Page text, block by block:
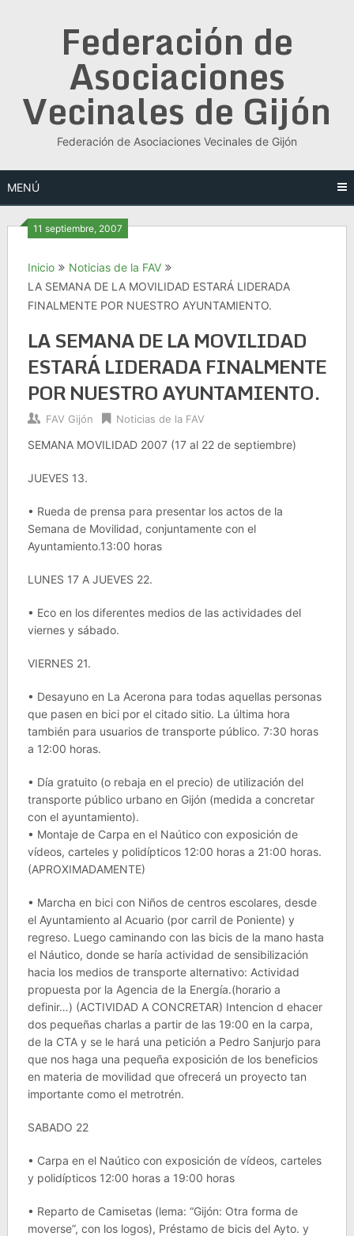
Federación de
Asociaciones
Vecinales de Gijón
Federación de Asociaciones Vecinales de Gijón
MENÚ
11 septiembre, 2007
Inicio
Noticias de la FAV
LA SEMANA DE LA MOVILIDAD ESTARÁ LIDERADA
FINALMENTE POR NUESTRO AYUNTAMIENTO.
LA SEMANA DE LA MOVILIDAD
ESTARÁ LIDERADA FINALMENTE
POR NUESTRO AYUNTAMIENTO.
FAV Gijón Noticias de la FAV
SEMANA MOVILIDAD 2007 (17 al 22 de septiembre)
JUEVES 13.
• Rueda de prensa para presentar los actos de la
Semana de Movilidad, conjuntamente con el
Ayuntamiento.13:00 horas
LUNES 17 A JUEVES 22.
• Eco en los diferentes medios de las actividades del
viernes y sábado.
VIERNES 21.
• Desayuno en La Acerona para todas aquellas personas
que pasen en bici por el citado sitio. La última hora
también para usuarios de transporte público. 7:30 horas
a 12:00 horas.
• Día gratuito (o rebaja en el precio) de utilización del
transporte público urbano en Gijón (medida a concretar
con el ayuntamiento).
• Montaje de Carpa en el Naútico con exposición de
vídeos, carteles y polidípticos 12:00 horas a 21:00 horas.
(APROXIMADAMENTE)
• Marcha en bici con Niños de centros escolares, desde
el Ayuntamiento al Acuario (por carril de Poniente) y
regreso. Luego caminando con las bicis de la mano hasta
el Náutico, donde se haría actividad de sensibilización
hacia los medios de transporte alternativo: Actividad
propuesta por la Agencia de la Energía.(horario a
definir…) (ACTIVIDAD A CONCRETAR) Intencion d ehacer
dos pequeñas charlas a partir de las 19:00 en la carpa,
de la CTA y se le hará una petición a Pedro Sanjurjo para
que nos haga una pequeña exposición de los beneficios
en materia de movilidad que ofrecerá un proyecto tan
importante como el metrotrén.
SABADO 22
• Carpa en el Naútico con exposición de vídeos, carteles
y polidípticos 12:00 horas a 19:00 horas
• Reparto de Camisetas (lema: “Gijón: Otra forma de
moverse”, con los logos), Préstamo de bicis del Ayto. y